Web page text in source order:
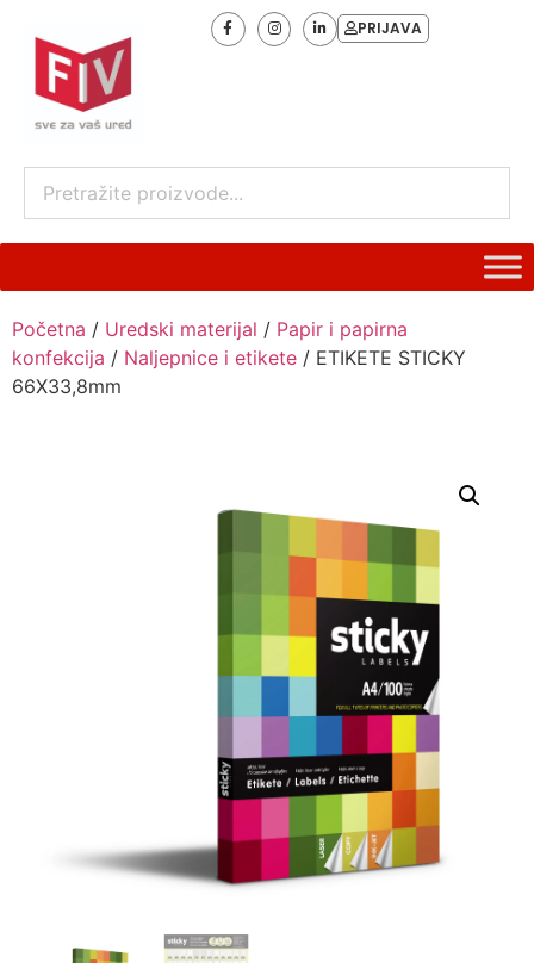
PRIJAVA
Početna / Uredski materijal / Papir i papirna
konfekcija / Naljepnice i etikete / ETIKETE STICKY
66X33,8mm